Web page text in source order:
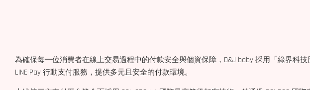
為確保每一位消費者在線上交易過程中的付款安全與個資保障，D&J baby 採用「綠界科
LINE Pay 行動支付服務，提供多元且安全的付款環境。